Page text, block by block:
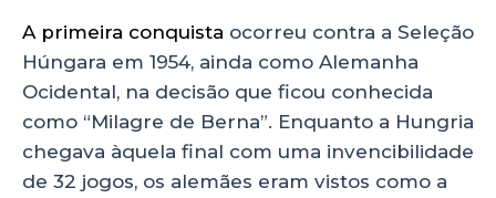
A primeira conquista ocorreu contra a Seleção
Húngara em 1954, ainda como Alemanha
Ocidental, na decisão que ficou conhecida
como “Milagre de Berna”. Enquanto a Hungria
chegava àquela final com uma invencibilidade
de 32 jogos, os alemães eram vistos como a